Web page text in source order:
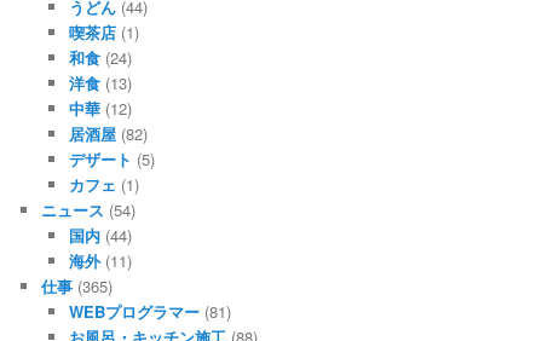
うどん(44)
喫茶店(1)
和食(24)
洋食(13)
中華(12)
居酒屋(82)
デザート (5)
カフェ (1)
ニュース (54)
国内(44)
海外(11)
仕事 (365)
WEBプログラマー(81)